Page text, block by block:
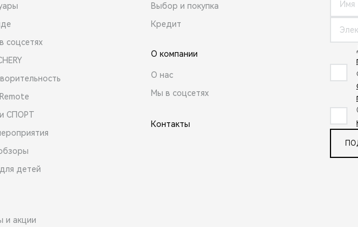
соцсетях
и СПОРТ
для детей
и акции
Выбор и покупка
Кредит
О компании
О нас
Мы в соцсетях
Контакты